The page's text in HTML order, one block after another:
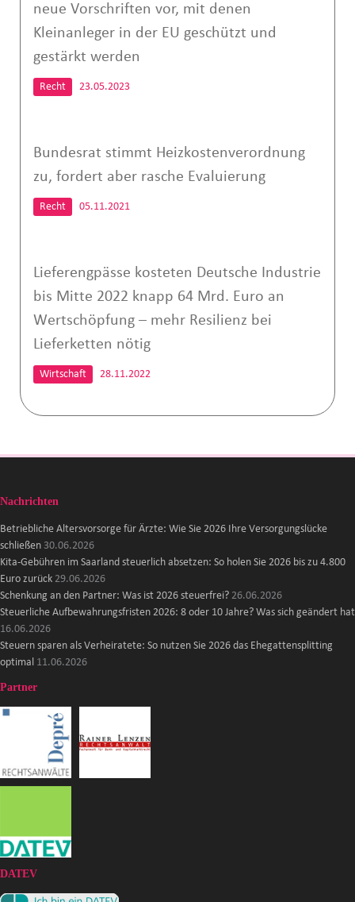
neue Vorschriften vor, mit denen
Kleinanleger in der EU geschützt und
gestärkt werden
Recht 23.05.2023
Bundesrat stimmt Heizkostenverordnung
zu, fordert aber rasche Evaluierung
Recht 05.11.2021
Lieferengpässe kosteten Deutsche Industrie
bis Mitte 2022 knapp 64 Mrd. Euro an
Wertschöpfung – mehr Resilienz bei
Lieferketten nötig
Wirtschaft 28.11.2022
Nachrichten
Betriebliche Altersvorsorge für Ärzte: Wie Sie 2026 Ihre Versorgungslücke
schließen 30.06.2026
Kita-Gebühren im Saarland steuerlich absetzen: So holen Sie 2026 bis zu 4.800
Euro zurück 29.06.2026
Schenkung an den Partner: Was ist 2026 steuerfrei? 26.06.2026
Steuerliche Aufbewahrungsfristen 2026: 8 oder 10 Jahre? Was sich geändert hat
16.06.2026
Steuern sparen als Verheiratete: So nutzen Sie 2026 das Ehegattensplitting
optimal 11.06.2026
Partner
DATEV